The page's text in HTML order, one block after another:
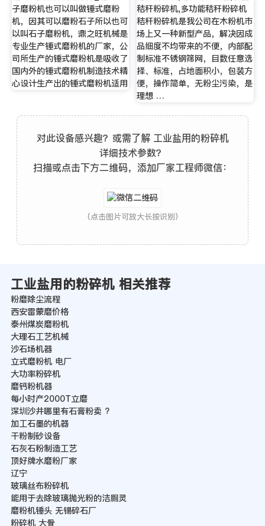
子磨粉机也可以叫做锤式磨粉
机，因其可以磨粉石子所以也可
以叫石子磨粉机，鼎之旺机械是
专业生产锤式磨粉机的厂家，公
司所生产的锤式磨粉机是吸收了
国内外的锤式磨粉机制造技术精
心设计生产出的锤式磨粉机适用
秸秆粉碎机,多功能秸秆粉碎机
秸秆粉碎机是我公司在木粉机市
场上又一种新型产品，解决因成
品细度不均带来的不便，内部配
制标准不锈钢筛网，目数任意选
择、标准，占地面积小，包装方
便，操作简单，无粉尘污染，是
理想 …
对此设备感兴趣？或需了解 工业盐用的粉碎机
详细技术参数？
扫描或点击下方二维码，添加厂家工程师微信：
(点击图片可放大长按识别)
工业盐用的粉碎机 相关推荐
粉磨除尘流程
西安雷蒙磨价格
泰州煤炭磨粉机
大理石工艺机械
沙石场机器
立式磨粉机 电厂
大功率粉碎机
磨钙粉机器
每小时产2000T立磨
深圳沙井哪里有石膏粉卖 ?
加工石墨的机器
干粉制砂设备
石灰石粉制造工艺
顶好牌水磨粉厂家
辽宁
玻璃丝布粉碎机
能用于去除玻璃抛光粉的洁厕灵
磨粉机锤头 无锡碎石厂
粉碎机 大骨